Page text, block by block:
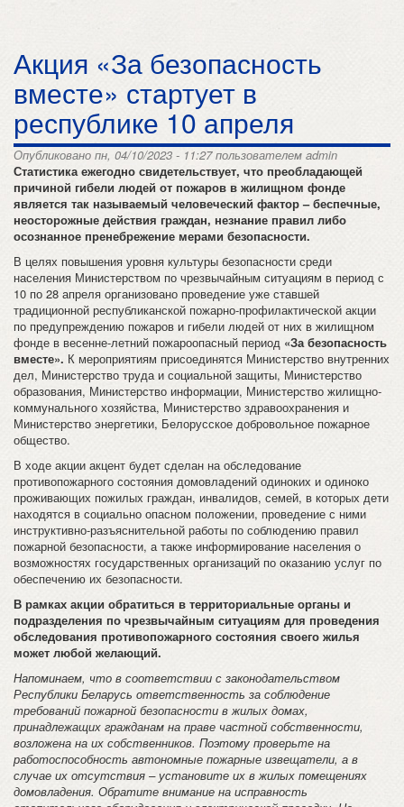
Акция «За безопасность
вместе» стартует в
республике 10 апреля
Опубликовано пн, 04/10/2023 - 11:27 пользователем admin
Статистика ежегодно свидетельствует, что преобладающей
причиной гибели людей от пожаров в жилищном фонде
является так называемый человеческий фактор – беспечные,
неосторожные действия граждан, незнание правил либо
осознанное пренебрежение мерами безопасности.
В целях повышения уровня культуры безопасности среди
населения Министерством по чрезвычайным ситуациям в период с
10 по 28 апреля организовано проведение уже ставшей
традиционной республиканской пожарно-профилактической акции
по предупреждению пожаров и гибели людей от них в жилищном
фонде в весенне-летний пожароопасный период «За безопасность
вместе». К мероприятиям присоединятся Министерство внутренних
дел, Министерство труда и социальной защиты, Министерство
образования, Министерство информации, Министерство жилищно-
коммунального хозяйства, Министерство здравоохранения и
Министерство энергетики, Белорусское добровольное пожарное
общество.
В ходе акции акцент будет сделан на обследование
противопожарного состояния домовладений одиноких и одиноко
проживающих пожилых граждан, инвалидов, семей, в которых дети
находятся в социально опасном положении, проведение с ними
инструктивно-разъяснительной работы по соблюдению правил
пожарной безопасности, а также информирование населения о
возможностях государственных организаций по оказанию услуг по
обеспечению их безопасности.
В рамках акции обратиться в территориальные органы и
подразделения по чрезвычайным ситуациям для проведения
обследования противопожарного состояния своего жилья
может любой желающий.
Напоминаем, что в соответствии с законодательством
Республики Беларусь ответственность за соблюдение
требований пожарной безопасности в жилых домах,
принадлежащих гражданам на праве частной собственности,
возложена на их собственников. Поэтому проверьте на
работоспособность автономные пожарные извещатели, а в
случае их отсутствия – установите их в жилых помещениях
домовладения. Обратите внимание на исправность